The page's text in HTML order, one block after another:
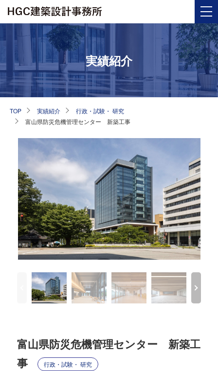
実績紹介
TOP 実績紹介
行政・試験・ 研究
富山県防災危機管理センター 新築工事
富山県防災危機管理センター 新築工
事
行政・試験・ 研究